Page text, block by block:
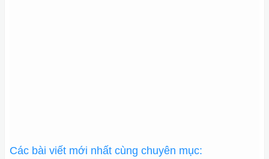
Các bài viết mới nhất cùng chuyên mục: